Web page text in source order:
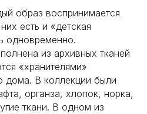
образ воспринимается
есть и «детская
одновременно.
из архивных тканей
«хранителями»
дома. В коллекции были
органза, хлопок, норка,
ткани. В одном из